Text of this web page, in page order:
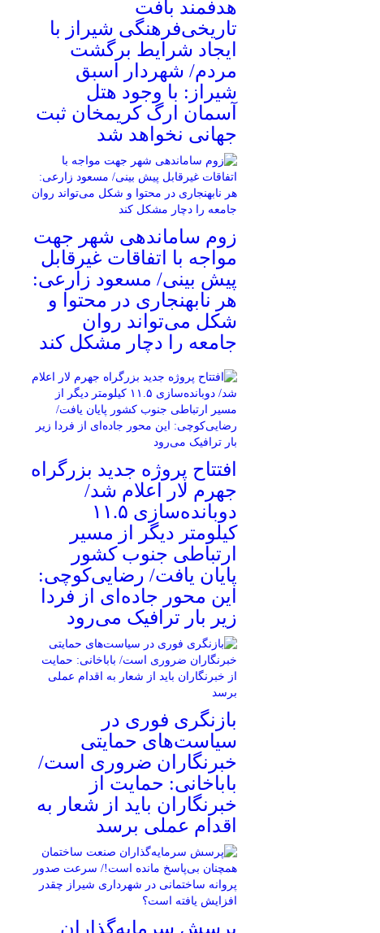
هدفمند بافت
تاریخی‌فرهنگی شیراز با
ایجاد شرایط برگشت
مردم/ شهردار اسبق
شیراز: با وجود هتل
آسمان ارگ کریمخان ثبت
جهانی نخواهد شد
زوم ساماندهی شهر جهت
مواجه با اتفاقات غیرقابل
پیش بینی/ مسعود زارعی:
هر نابهنجاری در محتوا و
شکل می‌تواند روان
جامعه را دچار مشکل کند
افتتاح پروژه جدید بزرگراه
جهرم لار اعلام شد/
دوبانده‌سازی ۱۱.۵
کیلومتر دیگر از مسیر
ارتباطی جنوب کشور
پایان یافت/ رضایی‌کوچی:
این محور جاده‌ای از فردا
زیر بار ترافیک می‌رود
بازنگری فوری در
سیاست‌های حمایتی
خبرنگاران ضروری است/
باباخانی: حمایت از
خبرنگاران باید از شعار به
اقدام عملی برسد
پرسش سرمایه‌گذاران